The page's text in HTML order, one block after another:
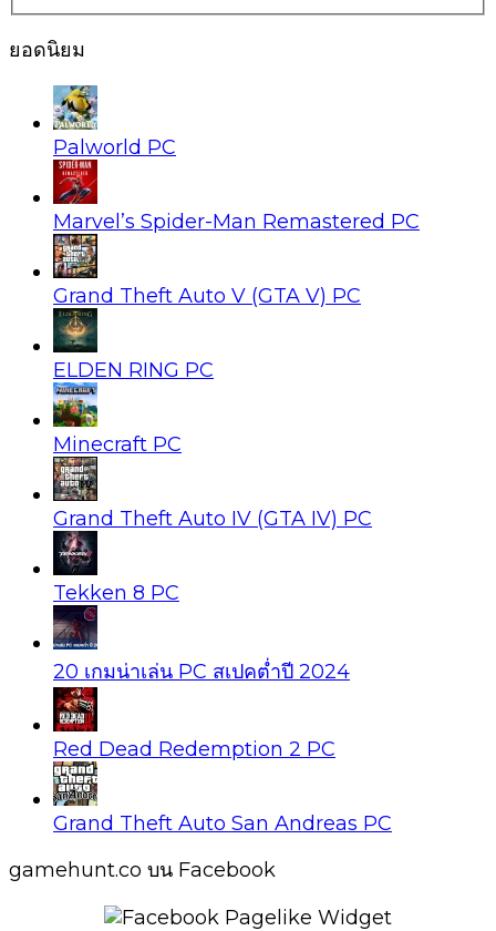
ยอดนิยม
Palworld PC
Marvel’s Spider-Man Remastered PC
Grand Theft Auto V (GTA V) PC
ELDEN RING PC
Minecraft PC
Grand Theft Auto IV (GTA IV) PC
Tekken 8 PC
20 เกมน่าเล่น PC สเปคต่ำปี 2024
Red Dead Redemption 2 PC
Grand Theft Auto San Andreas PC
gamehunt.co บน Facebook